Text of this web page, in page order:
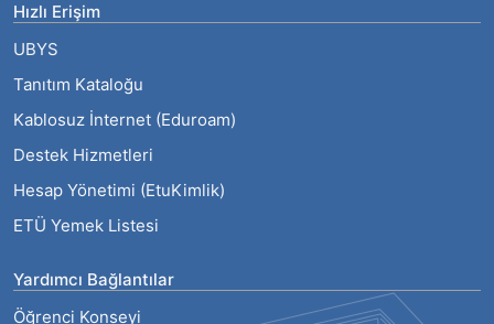
Hızlı Erişim
UBYS
Tanıtım Kataloğu
Kablosuz İnternet (Eduroam)
Destek Hizmetleri
Hesap Yönetimi (EtuKimlik)
ETÜ Yemek Listesi
Yardımcı Bağlantılar
Öğrenci Konseyi